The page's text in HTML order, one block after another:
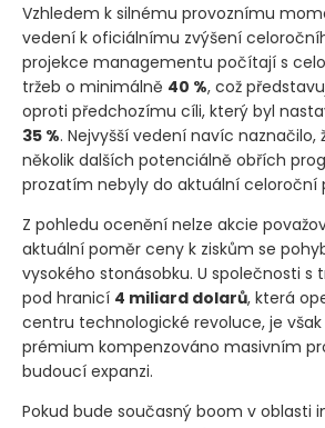
Vzhledem k silnému provoznímu
vedení k oficiálnímu zvýšení
projekce managementu počítají s
tržeb o minimálně 40 %, což
oproti předchozímu cíli, který byl
35 %. Nejvyšší vedení navíc naznačilo,
několik dalších potenciálně obřích
prozatím nebyly do aktuální celoroční
Z pohledu ocenění nelze akcie
aktuální poměr ceny k ziskům se
vysokého stonásobku. U společnosti s
pod hranicí 4 miliard dolarů, která
centru technologické revoluce, je
prémium kompenzováno masivním
budoucí expanzi.
Pokud bude současný boom v oblasti